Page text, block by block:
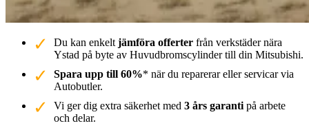
Du kan enkelt jämföra offerter från verkstäder nära
Ystad på byte av Huvudbromscylinder till din Mitsubishi.
Spara upp till 60%* när du reparerar eller servicar via
Autobutler.
Vi ger dig extra säkerhet med 3 års garanti på arbete
och delar.